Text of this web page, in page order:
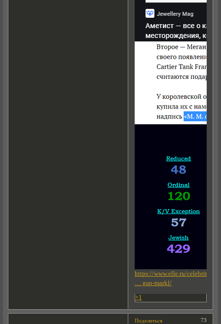
https://www.elle.ru/celebrities/
… gan-markl/
+1
Поделиться
73